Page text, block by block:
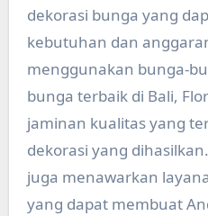
dekorasi bunga yang
kebutuhan dan
menggunakan bunga-
bunga terbaik di Bali,
jaminan kualitas yang
dekorasi yang
juga menawarkan
yang dapat membuat